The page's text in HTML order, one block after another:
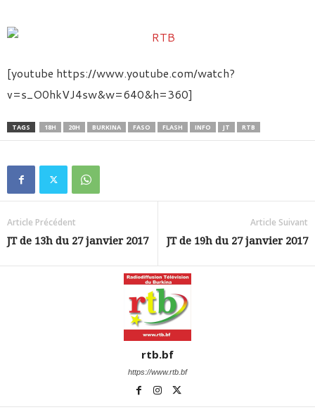
[youtube https://www.youtube.com/watch?
v=s_O0hkVJ4sw&w=640&h=360]
TAGS 18H 20H BURKINA FASO FLASH INFO JT RTB
Article Précédent
JT de 13h du 27 janvier 2017
Article Suivant
JT de 19h du 27 janvier 2017
rtb.bf
https://www.rtb.bf